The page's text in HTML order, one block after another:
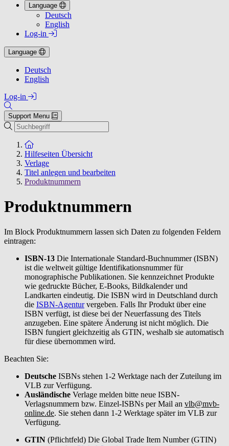
Language
Deutsch
English
Log-in
Language
Deutsch
English
Log-in
Support Menu
Suchen
Zur Startseite
Hilfeseiten Übersicht
Verlage
Titel anlegen und bearbeiten
Produktnummern
Produktnummern
Im Block Produktnummern lassen sich Daten zu folgenden Feldern
eintragen:
ISBN-13 Die Internationale Standard-Buchnummer (ISBN)
ist die weltweit gültige Identifikationsnummer für
monographische Publikationen. Sie kennzeichnet Produkte
wie gedruckte Bücher, E-Books, Bildkalender und
Landkarten eindeutig. Die ISBN wird in Deutschland durch
die ISBN-Agenturvergeben. Falls Ihr Produkt über eine
ISBN verfügt, ist diese bei der Neuerfassung des Titels
anzugeben. Eine spätere Änderung ist nicht möglich. Die
ISBN fungiert gleichzeitig als GTIN, weshalb sie automatisch
für diese übernommen wird.
Beachten Sie:
Deutsche ISBNs stehen 1-2 Werktage nach der Zuteilung im
VLB zur Verfügung.
Ausländische Verlage melden bitte neue ISBN-
Verlagsnummern bzw. Einzel-ISBNs per Mail an vlb@mvb-
online.de. Sie stehen dann 1-2 Werktage später im VLB zur
Verfügung.
GTIN (Pflichtfeld) Die Global Trade Item Number (GTIN)